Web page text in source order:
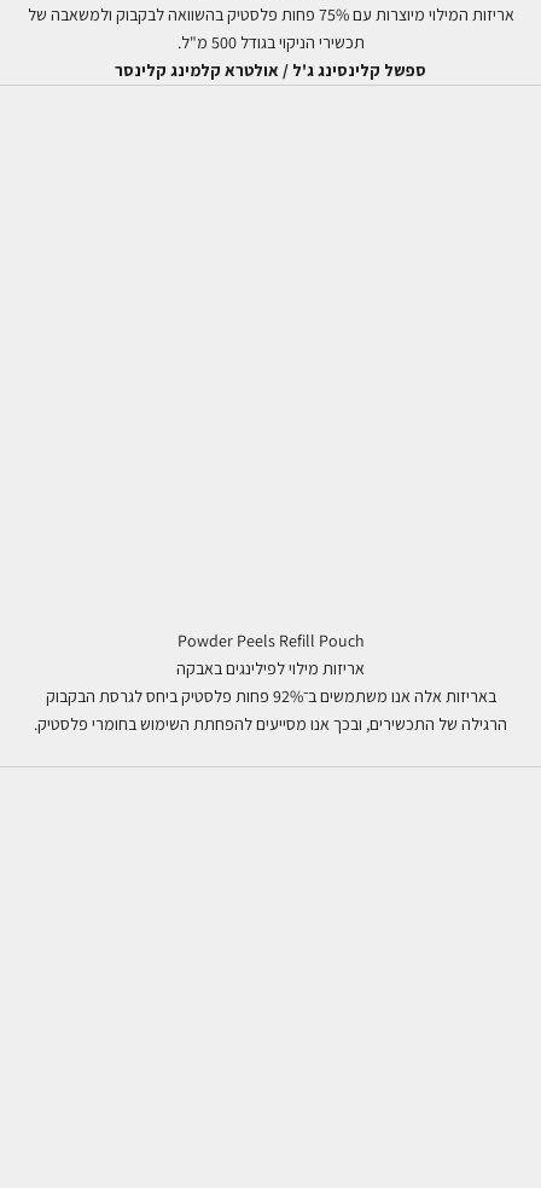
אריזות המילוי מיוצרות עם 75% פחות פלסטיק בהשוואה לבקבוק ולמשאבה של
תכשירי הניקוי בגודל 500 מ"ל.
ספשל קלינסינג ג'ל / אולטרא קלמינג קלינסר
Powder Peels Refill Pouch
אריזות מילוי לפילינגים באבקה
באריזות אלה אנו משתמשים ב־92% פחות פלסטיק ביחס לגרסת הבקבוק
הרגילה של התכשירים, ובכך אנו מסייעים להפחתת השימוש בחומרי פלסטיק.